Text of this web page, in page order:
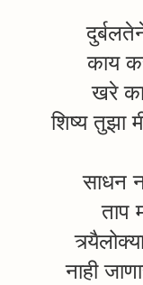
काय
खरे
शिष्य
साधन
ताप
नाही